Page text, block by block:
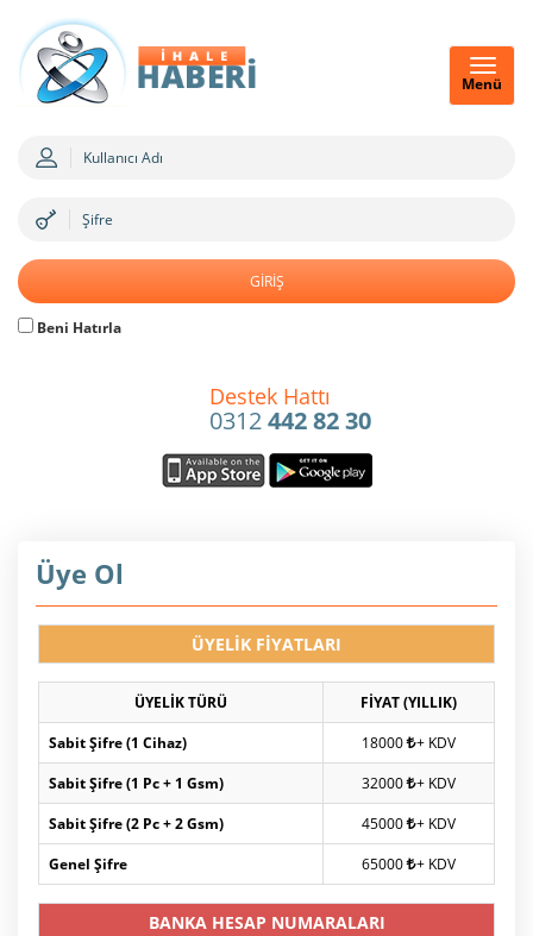
Menü
Beni Hatırla
Destek Hattı
0312442 82 30
Üye Ol
ÜYELİK FİYATLARI
ÜYELİK TÜRÜ
FİYAT (YILLIK)
Sabit Şifre (1 Cihaz)
18000 + KDV
Sabit Şifre (1 Pc + 1 Gsm)
32000 + KDV
Sabit Şifre (2 Pc + 2 Gsm)
45000 + KDV
Genel Şifre
65000 + KDV
BANKA HESAP NUMARALARI